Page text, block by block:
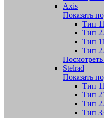
Axis
Показать
Тип
Тип
Тип
Тип
Stelrad
Показать
Tип
Тип
Тип
Тип